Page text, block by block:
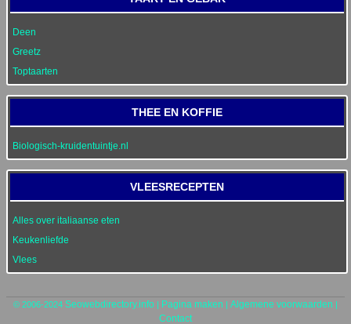
Deen
Greetz
Toptaarten
THEE EN KOFFIE
Biologisch-kruidentuintje.nl
VLEESRECEPTEN
Alles over italiaanse eten
Keukenliefde
Vlees
© 2006-2024 Seowebdirectory.info | Pagina maken | Algemene voorwaarden |
Contact